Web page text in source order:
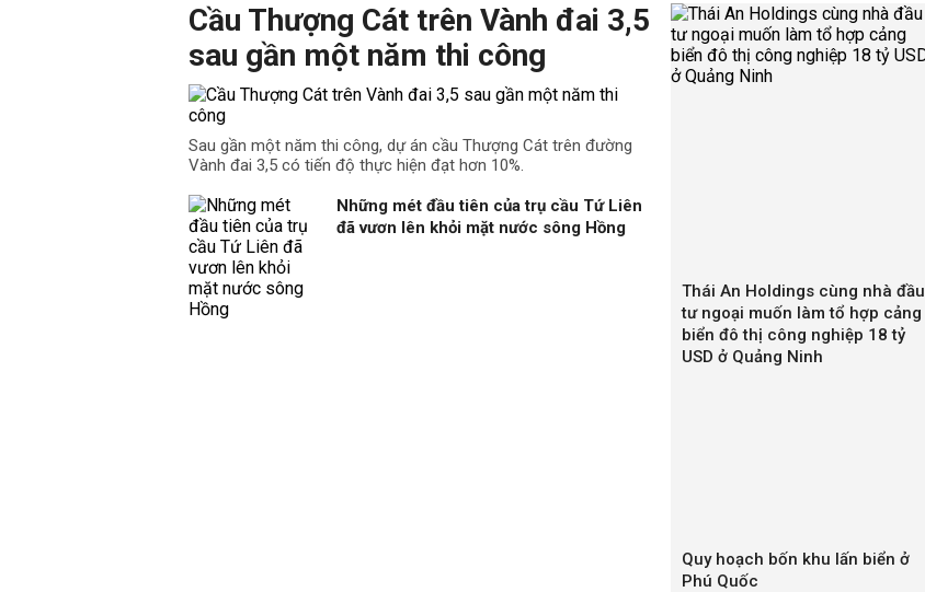
Cầu Thượng Cát trên Vành đai 3,5
sau gần một năm thi công
Sau gần một năm thi công, dự án cầu Thượng Cát trên đường
Vành đai 3,5 có tiến độ thực hiện đạt hơn 10%.
Những mét đầu tiên của trụ cầu Tứ Liên
đã vươn lên khỏi mặt nước sông Hồng
Thái An Holdings cùng nhà đầu
tư ngoại muốn làm tổ hợp cảng
biển đô thị công nghiệp 18 tỷ
USD ở Quảng Ninh
Quy hoạch bốn khu lấn biển ở
Phú Quốc